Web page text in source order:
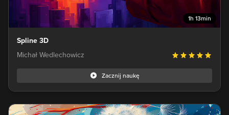
1h 13min
Spline 3D
Michał Wedlechowicz
Zacznij naukę